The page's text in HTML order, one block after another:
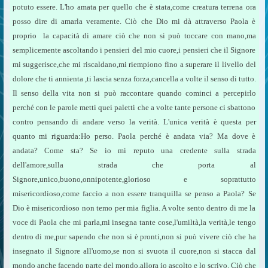
potuto essere. L'ho amata per quello che è stata,come creatura terrena ora
posso dire di amarla veramente. Ciò che Dio mi dà attraverso Paola è
proprio la capacità di amare ciò che non si può toccare con mano,ma
semplicemente ascoltando i pensieri del mio cuore,i pensieri che il Signore
mi suggerisce,che mi riscaldano,mi riempiono fino a superare il livello del
dolore che ti annienta ,ti lascia senza forza,cancella a volte il senso di tutto.
Il senso della vita non si può raccontare quando cominci a percepirlo
perché con le parole metti quei paletti che a volte tante persone ci sbattono
contro pensando di andare verso la verità. L'unica verità è questa per
quanto mi riguarda:Ho perso. Paola perché è andata via? Ma dove è
andata? Come sta? Se io mi reputo una credente sulla strada
dell'amore,sulla strada che porta al
Signore,unico,buono,onnipotente,glorioso e soprattutto
misericordioso,come faccio a non essere tranquilla se penso a Paola? Se
Dio è misericordioso non temo per mia figlia. A volte sento dentro di me la
voce di Paola che mi parla,mi insegna tante cose,l'umiltà,la verità,le tengo
dentro di me,pur sapendo che non si è pronti,non si può vivere ciò che ha
insegnato il Signore all'uomo,se non si svuota il cuore,non si stacca dal
mondo anche facendo parte del mondo,allora io ascolto e lo scrivo. Ciò che